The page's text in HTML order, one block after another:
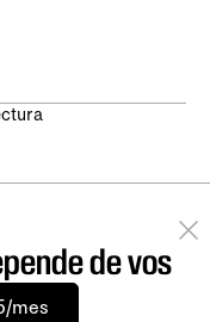
de vos
mes